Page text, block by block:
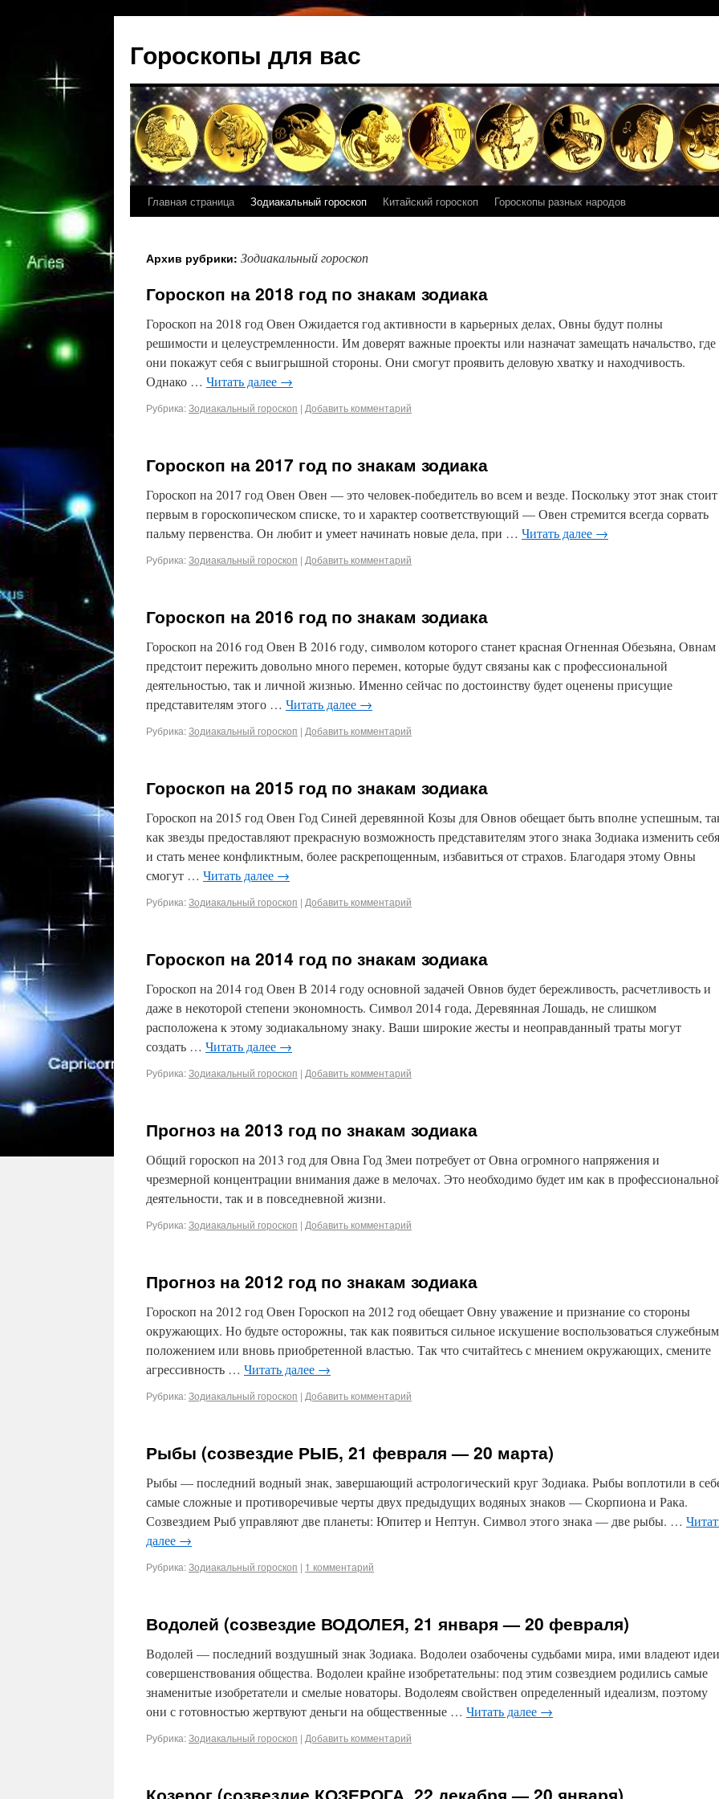
Гороскопы для вас
Главная страница Зодиакальный гороскоп Китайский гороскоп Гороскопы разных народов
Архив рубрики: Зодиакальный гороскоп
Гороскоп на 2018 год по знакам зодиака
Гороскоп на 2018 год Овен Ожидается год активности в карьерных делах, Овны будут полны
решимости и целеустремленности. Им доверят важные проекты или назначат замещать начальство, где
они покажут себя с выигрышной стороны. Они смогут проявить деловую хватку и находчивость.
Однако … Читать далее →
Рубрика:Зодиакальный гороскоп | Добавить комментарий
Гороскоп на 2017 год по знакам зодиака
Гороскоп на 2017 год Овен Овен — это человек-победитель во всем и везде. Поскольку этот знак стоит
первым в гороскопическом списке, то и характер соответствующий — Овен стремится всегда сорвать
пальму первенства. Он любит и умеет начинать новые дела, при … Читать далее →
Рубрика:Зодиакальный гороскоп | Добавить комментарий
Гороскоп на 2016 год по знакам зодиака
Гороскоп на 2016 год Овен В 2016 году, символом которого станет красная Огненная Обезьяна, Овнам
предстоит пережить довольно много перемен, которые будут связаны как с профессиональной
деятельностью, так и личной жизнью. Именно сейчас по достоинству будет оценены присущие
представителям этого … Читать далее →
Рубрика:Зодиакальный гороскоп | Добавить комментарий
Гороскоп на 2015 год по знакам зодиака
Гороскоп на 2015 год Овен Год Синей деревянной Козы для Овнов обещает быть вполне успешным,
как звезды предоставляют прекрасную возможность представителям этого знака Зодиака изменить себя
и стать менее конфликтным, более раскрепощенным, избавиться от страхов. Благодаря этому Овны
смогут … Читать далее →
Рубрика:Зодиакальный гороскоп | Добавить комментарий
Гороскоп на 2014 год по знакам зодиака
Гороскоп на 2014 год Овен В 2014 году основной задачей Овнов будет бережливость, расчетливость и
даже в некоторой степени экономность. Символ 2014 года, Деревянная Лошадь, не слишком
расположена к этому зодиакальному знаку. Ваши широкие жесты и неоправданный траты могут
создать … Читать далее →
Рубрика:Зодиакальный гороскоп | Добавить комментарий
Прогноз на 2013 год по знакам зодиака
Общий гороскоп на 2013 год для Овна Год Змеи потребует от Овна огромного напряжения и
чрезмерной концентрации внимания даже в мелочах. Это необходимо будет им как в
деятельности, так и в повседневной жизни.
Рубрика:Зодиакальный гороскоп | Добавить комментарий
Прогноз на 2012 год по знакам зодиака
Гороскоп на 2012 год Овен Гороскоп на 2012 год обещает Овну уважение и признание со стороны
окружающих. Но будьте осторожны, так как появиться сильное искушение воспользоваться служебным
положением или вновь приобретенной властью. Так что считайтесь с мнением окружающих, смените
агрессивность … Читать далее →
Рубрика:Зодиакальный гороскоп | Добавить комментарий
Рыбы (созвездие РЫБ, 21 февраля — 20 марта)
Рыбы — последний водный знак, завершающий астрологический круг Зодиака. Рыбы воплотили в
самые сложные и противоречивые черты двух предыдущих водяных знаков — Скорпиона и Рака.
Созвездием Рыб управляют две планеты: Юпитер и Нептун. Символ этого знака — две рыбы. …
далее →
Рубрика:Зодиакальный гороскоп | 1 комментарий
Водолей (созвездие ВОДОЛЕЯ, 21 января — 20 февраля)
Водолей — последний воздушный знак Зодиака. Водолеи озабочены судьбами мира, ими владеют идеи
совершенствования общества. Водолеи крайне изобретательны: под этим созвездием родились самые
знаменитые изобретатели и смелые новаторы. Водолеям свойствен определенный идеализм, поэтому
они с готовностью жертвуют деньги на общественные … Читать далее →
Рубрика:Зодиакальный гороскоп | Добавить комментарий
Козерог (созвездие КОЗЕРОГА, 22 декабря — 20 января)